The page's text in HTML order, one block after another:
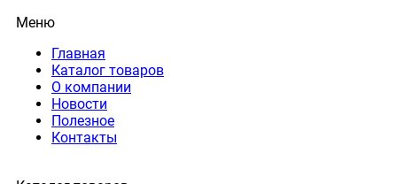
Меню
Главная
Каталог товаров
О компании
Новости
Полезное
Контакты